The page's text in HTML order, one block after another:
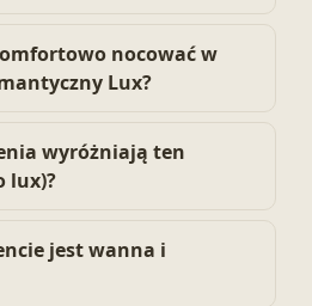
nocować w
Lux?
wyróżniają ten
lux)?
jest wanna i